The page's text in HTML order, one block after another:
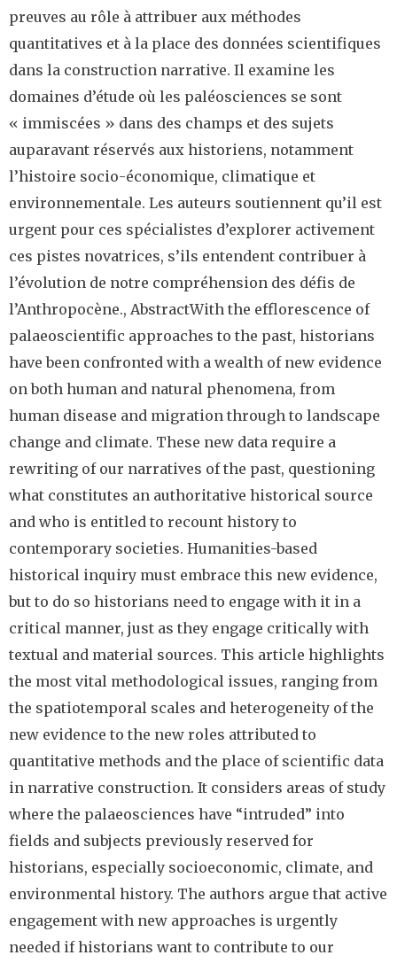
preuves au rôle à attribuer aux méthodes
quantitatives et à la place des données scientifiques
dans la construction narrative. Il examine les
domaines d’étude où les paléosciences se sont
« immiscées » dans des champs et des sujets
auparavant réservés aux historiens, notamment
l’histoire socio-économique, climatique et
environnementale. Les auteurs soutiennent qu’il est
urgent pour ces spécialistes d’explorer activement
ces pistes novatrices, s’ils entendent contribuer à
l’évolution de notre compréhension des défis de
l’Anthropocène., AbstractWith the efflorescence of
palaeoscientific approaches to the past, historians
have been confronted with a wealth of new evidence
on both human and natural phenomena, from
human disease and migration through to landscape
change and climate. These new data require a
rewriting of our narratives of the past, questioning
what constitutes an authoritative historical source
and who is entitled to recount history to
contemporary societies. Humanities-based
historical inquiry must embrace this new evidence,
but to do so historians need to engage with it in a
critical manner, just as they engage critically with
textual and material sources. This article highlights
the most vital methodological issues, ranging from
the spatiotemporal scales and heterogeneity of the
new evidence to the new roles attributed to
quantitative methods and the place of scientific data
in narrative construction. It considers areas of study
where the palaeosciences have “intruded” into
fields and subjects previously reserved for
historians, especially socioeconomic, climate, and
environmental history. The authors argue that active
engagement with new approaches is urgently
needed if historians want to contribute to our